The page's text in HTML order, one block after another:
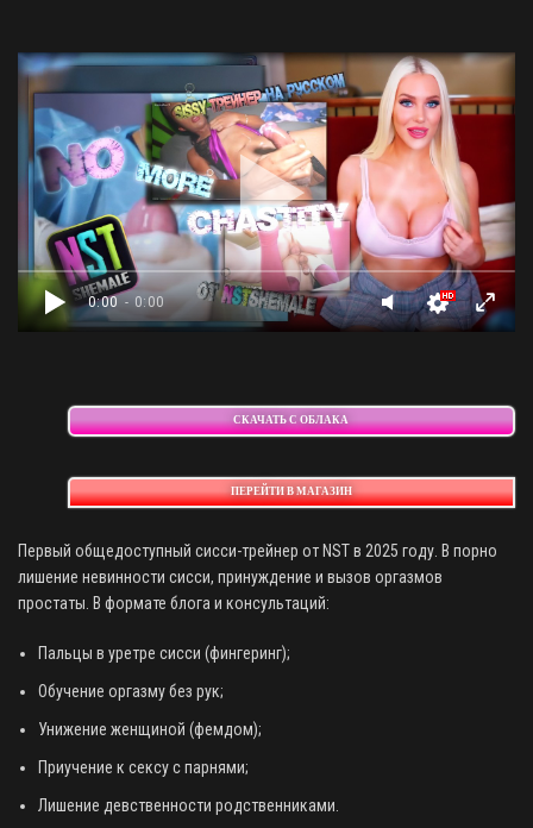
0:00 - 0:00
СКАЧАТЬ С ОБЛАКА
ПЕРЕЙТИ В МАГАЗИН
Первый общедоступный сисси-трейнер от NST в 2025 году. В порно
лишение невинности сисси, принуждение и вызов оргазмов
простаты. В формате блога и консультаций:
Пальцы в уретре сисси (фингеринг);
Обучение оргазму без рук;
Унижение женщиной (фемдом);
Приучение к сексу с парнями;
Лишение девственности родственниками.